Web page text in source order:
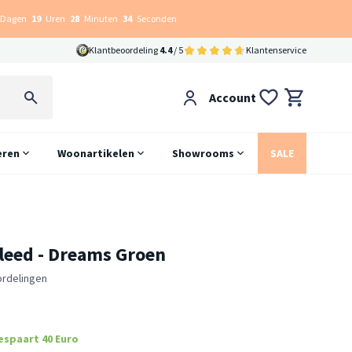
Dagen 19 Uren 28 Minuten 33 Seconden
Klantbeoordeling 4.4/ 5 Klantenservice
Account
Woonartikelen Showrooms SALE
- Dreams Groen
40 Euro